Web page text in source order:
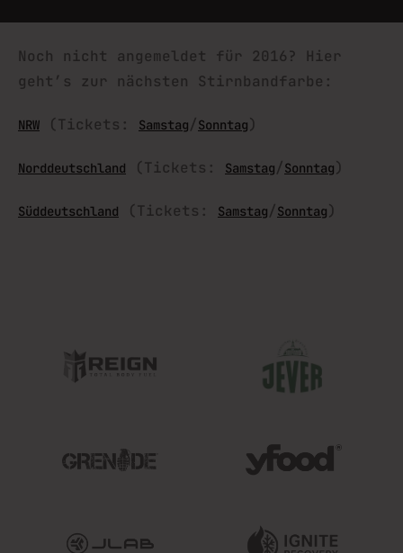
Noch nicht angemeldet für 2016? Hier
geht’s zur nächsten Stirnbandfarbe:
NRW (Tickets: Samstag/Sonntag)
Norddeutschland (Tickets: Samstag/Sonntag)
Süddeutschland (Tickets: Samstag/Sonntag)